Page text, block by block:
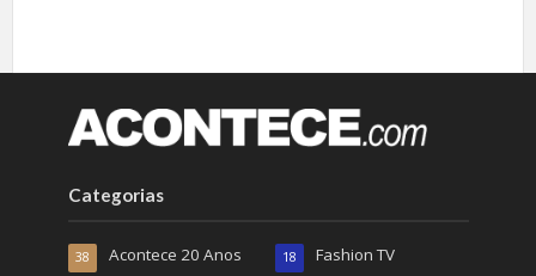
Categorias
Acontece 20 Anos
38 Fashion TV
18